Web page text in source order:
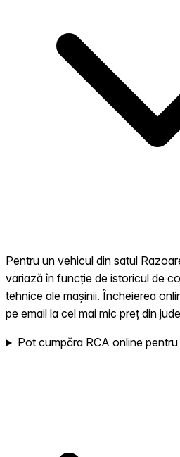
Pentru un vehicul din satul
variază în funcție de istoricul de
tehnice ale mașinii. Încheierea
pe email la cel mai mic preț din
Pot cumpăra RCA online